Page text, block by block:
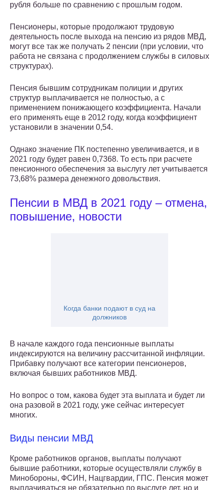
рубля больше по сравнению с прошлым годом.
Пенсионеры, которые продолжают трудовую
деятельность после выхода на пенсию из рядов МВД,
могут все так же получать 2 пенсии (при условии, что
работа не связана с продолжением службы в силовых
структурах).
Пенсия бывшим сотрудникам полиции и других
структур выплачивается не полностью, а с
применением понижающего коэффициента. Начали
его применять еще в 2012 году, когда коэффициент
установили в значении 0,54.
Однако значение ПК постепенно увеличивается, и в
2021 году будет равен 0,7368. То есть при расчете
пенсионного обеспечения за выслугу лет учитывается
73,68% размера денежного довольствия.
Пенсии в МВД в 2021 году – отмена,
повышение, новости
Когда банки подают в суд на
должников
В начале каждого года пенсионные выплаты
индексируются на величину рассчитанной инфляции.
Прибавку получают все категории пенсионеров,
включая бывших работников МВД.
Но вопрос о том, какова будет эта выплата и будет ли
она разовой в 2021 году, уже сейчас интересует
многих.
Виды пенсии МВД
Кроме работников органов, выплаты получают
бывшие работники, которые осуществляли службу в
Минобороны, ФСИН, Нацгвардии, ГПС. Пенсия может
выплачиваться не обязательно по выслуге лет, но и